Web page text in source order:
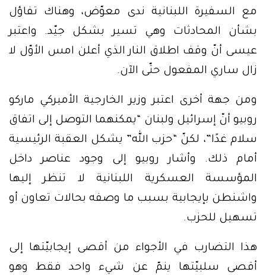
مع السفيرة اللبنانية ندى معوّض، وهناك تفاؤل
بشأن المحادثات وهي تسير بشكل جيّد. واعتبر
عيسى أنّ وقف اطلاق النار الذي أعلن امس الأوّل لا
زال ساري المفعول حتّى الآن.
ومن جهة أخرى اعتبر وزير الخارجية الأميركي ماركو
روبيو أنّ إسرائيل ولبنان “يمكنهما التوصل إلى اتفاق
سلام غدًا”، لكنّ “حزب الله” يشكل العقبة الرئيسية
أمام ذلك. وأشار روبيو إلى وجود عناصر داخل
المؤسسة العسكرية اللبنانية لا تنظر إليها
واشنطن بإيجابية بسبب ما وصفه بحالات تعاون أو
تسهيل للحزب.
هذا التضارب في الأجواء من أقصى إيجابيّتها إلى
أقصى سلبيّتها ينمّ عن شيء واحد فقط وهو